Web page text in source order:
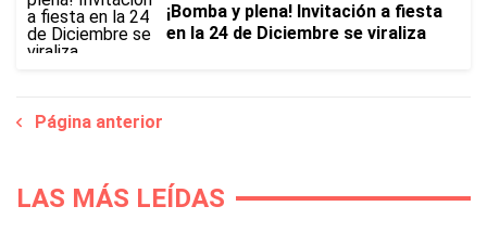
¡Bomba y plena! Invitación a fiesta
en la 24 de Diciembre se viraliza
Página anterior
LAS MÁS LEÍDAS